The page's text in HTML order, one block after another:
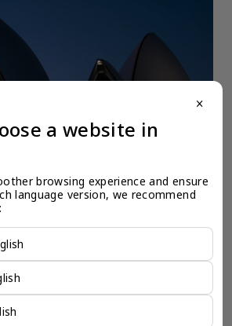
务咨询公司为您
的海外合作伙伴。我们是香港伦敦奕资
询部门，这是一家总部位于香港的全球
个市场，约占全球GDP的72%。
可以将客户与全球市场的机遇联系起
close
a website in
browsing experience and ensure
language version, we recommend